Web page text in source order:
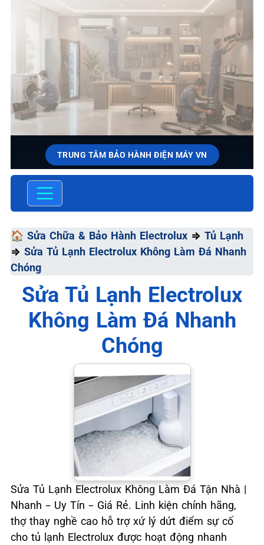
TRUNG TÂM BẢO HÀNH ĐIỆN MÁY VN
SỬA CHỮA & BẢO HÀNH
Đa
🏠 Sửa Chữa & Bảo Hành Electrolux ⇒ Tủ Lạnh
⇒ Sửa Tủ Lạnh Electrolux Không Làm Đá Nhanh
Chóng
Sửa Tủ Lạnh Electrolux
Không Làm Đá Nhanh
Chóng
Sửa Tủ Lạnh Electrolux Không Làm Đá Tận Nhà |
Nhanh – Uy Tín – Giá Rẻ. Linh kiện chính hãng,
thợ thay nghề cao hỗ trợ xứ lý dứt điểm sự cố
cho tủ lạnh Electrolux được hoạt động nhanh